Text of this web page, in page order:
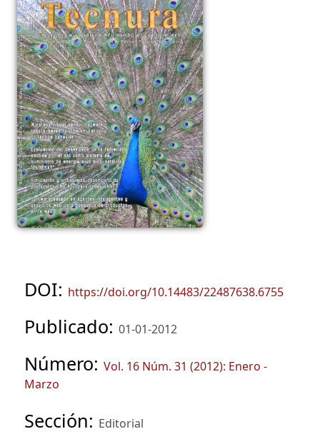
DOI: https://doi.org/10.14483/22487638.6755
Publicado: 01-01-2012
Número: Vol. 16 Núm. 31 (2012): Enero -
Marzo
Sección: Editorial